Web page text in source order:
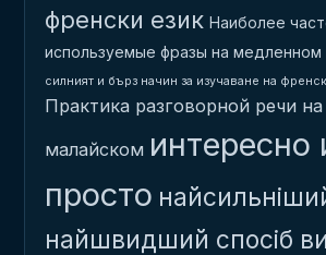
френски език Наиболее
используемые фразы на медленном
силният и бърз начин за изучаване на
Практика разговорной речи
малайском интересно
просто
найшвидший спосіб